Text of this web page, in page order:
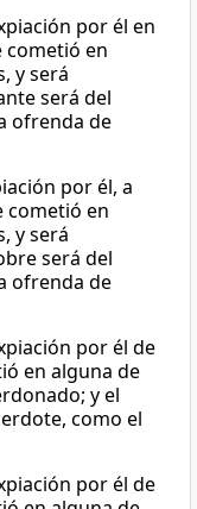
por él en
cometió en
y será
será del
ofrenda de
por él, a
cometió en
y será
será del
ofrenda de
por él de
en alguna de
y el
como el
por él de